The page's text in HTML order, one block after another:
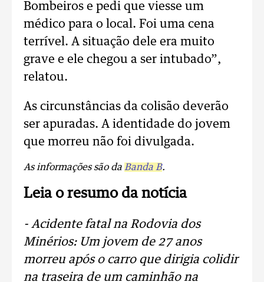
Bombeiros e pedi que viesse um
médico para o local. Foi uma cena
terrível. A situação dele era muito
grave e ele chegou a ser intubado”,
relatou.
As circunstâncias da colisão deverão
ser apuradas. A identidade do jovem
que morreu não foi divulgada.
As informações são da Banda B.
Leia o resumo da notícia
- Acidente fatal na Rodovia dos
Minérios: Um jovem de 27 anos
morreu após o carro que dirigia colidir
na traseira de um caminhão na